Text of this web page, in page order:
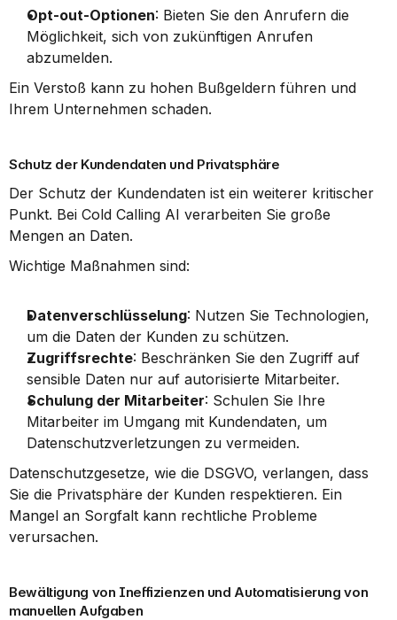
Opt-out-Optionen: Bieten Sie den Anrufern die
Möglichkeit, sich von zukünftigen Anrufen
abzumelden.
Ein Verstoß kann zu hohen Bußgeldern führen und
Ihrem Unternehmen schaden.
Schutz der Kundendaten und Privatsphäre
Der Schutz der Kundendaten ist ein weiterer kritischer
Punkt. Bei Cold Calling AI verarbeiten Sie große
Mengen an Daten.
Wichtige Maßnahmen sind:
Datenverschlüsselung: Nutzen Sie Technologien,
um die Daten der Kunden zu schützen.
Zugriffsrechte: Beschränken Sie den Zugriff auf
sensible Daten nur auf autorisierte Mitarbeiter.
Schulung der Mitarbeiter: Schulen Sie Ihre
Mitarbeiter im Umgang mit Kundendaten, um
Datenschutzverletzungen zu vermeiden.
Datenschutzgesetze, wie die DSGVO, verlangen, dass
Sie die Privatsphäre der Kunden respektieren. Ein
Mangel an Sorgfalt kann rechtliche Probleme
verursachen.
Bewältigung von Ineffizienzen und Automatisierung von
manuellen Aufgaben